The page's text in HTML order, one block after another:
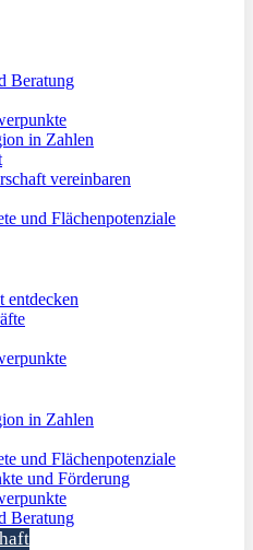
Beratung
in Zahlen
vereinbaren
und Flächenpotenziale
entdecken
in Zahlen
und Flächenpotenziale
und Förderung
Beratung